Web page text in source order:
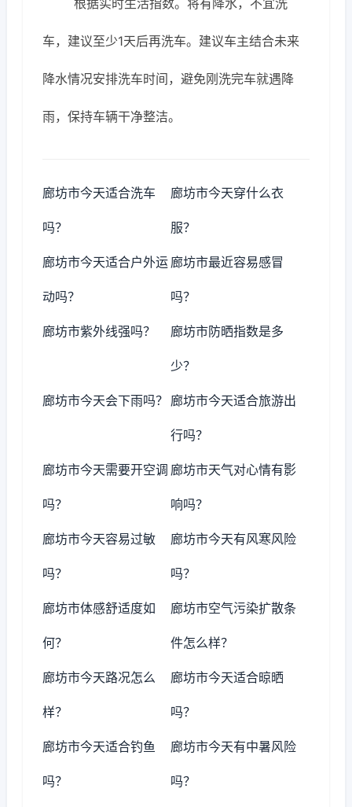
根据实时生活指数。将有降水，不宜洗
车，建议至少1天后再洗车。建议车主结合未来
降水情况安排洗车时间，避免刚洗完车就遇降
雨，保持车辆干净整洁。
廊坊市今天适合洗车
吗？
廊坊市今天穿什么衣
服？
廊坊市今天适合户外运
动吗？
廊坊市最近容易感冒
吗？
廊坊市紫外线强吗？ 廊坊市防晒指数是多
少？
廊坊市今天会下雨吗？ 廊坊市今天适合旅游出
行吗？
廊坊市今天需要开空调
吗？
廊坊市天气对心情有影
响吗？
廊坊市今天容易过敏
吗？
廊坊市今天有风寒风险
吗？
廊坊市体感舒适度如
何？
廊坊市空气污染扩散条
件怎么样？
廊坊市今天路况怎么
样？
廊坊市今天适合晾晒
吗？
廊坊市今天适合钓鱼
吗？
廊坊市今天有中暑风险
吗？